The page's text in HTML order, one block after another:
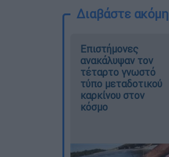
Διαβάστε ακόμη
Επιστήμονες
ανακάλυψαν τον
τέταρτο γνωστό
τύπο μεταδοτικού
καρκίνου στον
κόσμο